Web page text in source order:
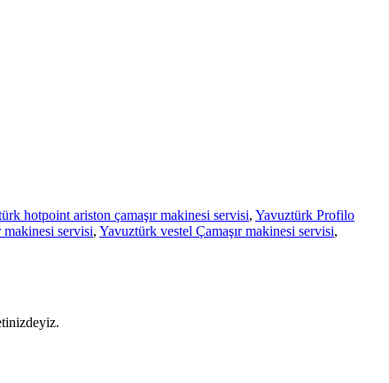
hotpoint ariston çamaşır makinesi servisi, Yavuztürk Profilo
makinesi servisi, Yavuztürk vestel Çamaşır makinesi servisi,